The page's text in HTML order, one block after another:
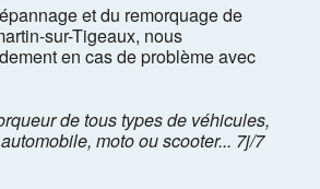
et du remorquage de
sur-Tigeaux, nous
en cas de problème avec
de tous types de véhicules,
moto ou scooter... 7j/7